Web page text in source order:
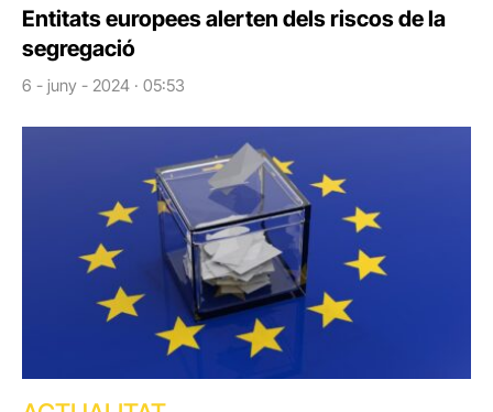
Entitats europees alerten dels riscos de la
segregació
6 - juny - 2024 · 05:53